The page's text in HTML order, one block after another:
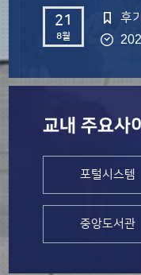
21
8월
후
교내 주요사
포털시스템
중앙도서관